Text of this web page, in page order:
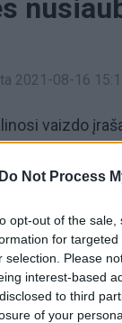
Do Not Process
opt-out of the
for
selection. Please
interest-based
to third
of your
2021-08-16
vaizdo
dalijosi, jog
Antrojoje